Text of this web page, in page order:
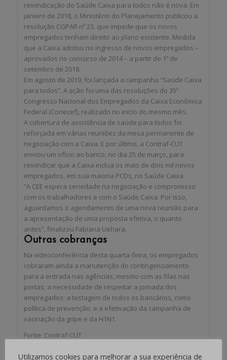
reivindicação do Saúde Caixa para todos não é nova. Em
janeiro de 2018, o Ministério do Planejamento publicou a
resolução CGPAR nº 23, que impede que os novos
empregados tenham direito ao plano existente. Medida
que a Caixa adotou no ingresso de novos empregados –
aprovados no concurso de 2014 – a partir de 1º de
setembro de 2018.
Em agosto de 2019, foi lançada a campanha “Saúde Caixa
para todos”. A ação foi uma das resoluções do 35º
Congresso Nacional dos Empregados da Caixa Econômica
Federal (Conecef), realizado no início do mesmo mês.
A cobertura de assistência de saúde para todos foi
reforçada em várias reuniões da mesa permanente de
negociação com a Caixa. E por último, a Contraf-CUT
enviou um ofício ao banco, no dia 25 de março, para
reivindicar que a Caixa inclua os mais de dois mil novos
empregados, em sua maioria PCDs, no Saúde Caixa.
“A CEE espera seriedade na negociação e compromisso
com os trabalhadores e com o Saúde Caixa. Por isso,
aguardamos o agendamento de uma nova reunião para
a apresentação de uma proposta efetiva, o quanto
antes”, finalizou Fabiana Uehara.
Outras cobranças
Na videoconferência desta quarta-feira, os empregados
cobraram ainda a manutenção do contingenciamento
para a entrada nas agências, mesmo com as filas nas
portas; a necessidade de respeitar a jornada dos
empregados; a testagem de todos os bancários, como
política de prevenção; e a efetivação da campanha de
vacinação da gripe e da H1N1.
Fonte: Contraf-CUT
Utilizamos cookies para melhorar a sua experiência de